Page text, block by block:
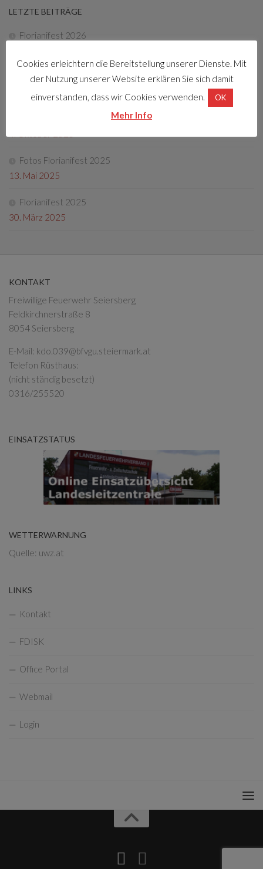
LETZTE BEITRÄGE
Florianifest 2026
Friedenslichtaktion
22. Dezember 2025
Tag der offenen Tür 2025
Fotos Florianifest 2025
13. Mai 2025
Florianifest 2025
30. März 2025
KONTAKT
Freiwillige Feuerwehr Seiersberg
Feldkirchnerstraße 8
8054 Seiersberg
E-Mail: kdo.039@bfvgu.steiermark.at
Telefon Rüsthaus:
(nicht ständig besetzt)
0316/255520
EINSATZSTATUS
WETTERWARNUNG
Quelle: uwz.at
LINKS
Kontakt
FDISK
Office Portal
Webmail
Login
Cookies erleichtern die Bereitstellung unserer Dienste. Mit
der Nutzung unserer Website erklären Sie sich damit
einverstanden, dass wir Cookies verwenden.
OK
Mehr Info